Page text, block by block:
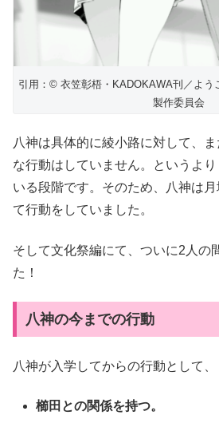
引用：© 衣笠彰梧・KADOKAWA刊／よう
製作委員会
八神は具体的に綾小路に対して、
な行動はしていません。というよ
いる段階です。そのため、八神は
て行動をしていました。
そして文化祭編にて、ついに2人の
た！
八神の今までの行動
八神が入学してからの行動として、
櫛田との関係を持つ。